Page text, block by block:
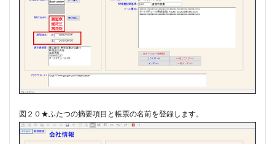
図２０★ふたつの摘要項目と帳票の名前を登録します。